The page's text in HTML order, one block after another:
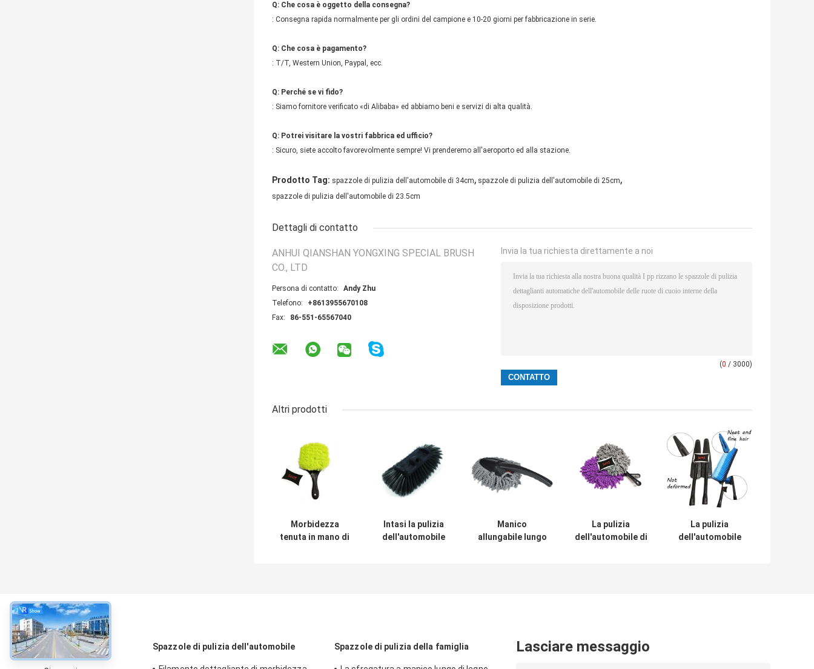
Q: Che cosa è oggetto della consegna?
: Consegna rapida normalmente per gli ordini del campione e 10-20 giorni per fabbricazione in serie.
Q: Che cosa è pagamento?
: T/T, Western Union, Paypal, ecc.
Q: Perché se vi fido?
: Siamo fornitore verificato «di Alibaba» ed abbiamo beni e servizi di alta qualità.
Q: Potrei visitare la vostri fabbrica ed ufficio?
: Sicuro, siete accolto favorevolmente sempre! Vi prenderemo all'aeroporto ed alla stazione.
Prodotto Tag: spazzole di pulizia dell'automobile di 34cm, spazzole di pulizia dell'automobile di 25cm,
spazzole di pulizia dell'automobile di 23.5cm
Dettagli di contatto
ANHUI QIANSHAN YONGXING SPECIAL BRUSH
CO., LTD
Persona di contatto:
Andy Zhu
Telefono:
+8613955670108
Fax:
86-551-65567040
Invia la tua richiesta direttamente a noi
(0 / 3000)
Altri prodotti
Morbidezza
tenuta in mano di
Intasi la pulizia
dell'automobile
Manico
allungabile lungo
La pulizia
dell'automobile di
La pulizia
dell'automobile
circa Spazzole di pulizia dell'automobile Spazzole di pulizia della famiglia Lasciare messaggio